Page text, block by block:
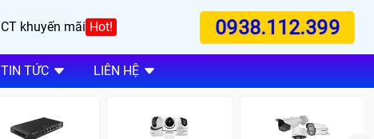
CT khuyến mãi Hot! 0938.112.399
TIN TỨC LIÊN HỆ